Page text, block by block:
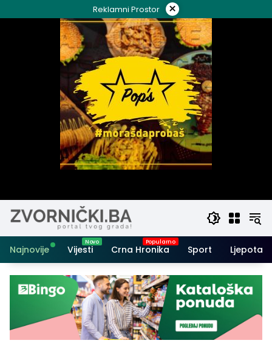
to
Reklamni Prostor ×
Najnovije Vijesti Crna Hronika Sport Ljepota i